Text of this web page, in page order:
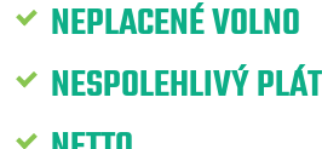
NEPLACENÉ VOLNO
NESPOLEHLIVÝ